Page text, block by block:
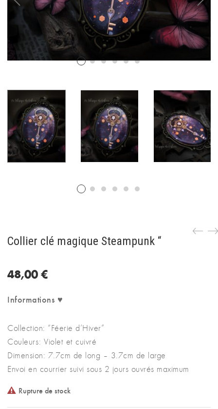
Collier clé magique Steampunk “
48,00€
Informations ♥
Collection: “Féerie d’Hiver”
Couleurs: Violet et cuivré
Dimension: 7.7cm de long – 3.7cm de large
Envoi en courrier suivi sous 2 jours ouvrés maximum
Rupture de stock